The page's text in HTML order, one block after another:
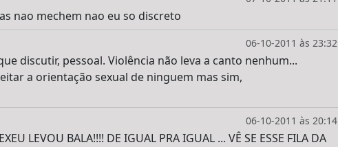
nao mechem nao eu so discreto
06-10-2011 às 23:32
discutir, pessoal. Violência não leva a canto nenhum...
a orientação sexual de ninguem mas sim,
06-10-2011 às 20:14
LEVOU BALA!!!! DE IGUAL PRA IGUAL ... VÊ SE ESSE FILA DA